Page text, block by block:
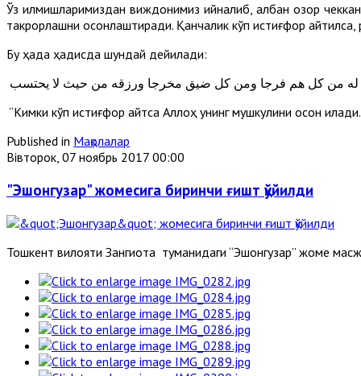
Ўз қилмишларимиздан виждонимиз қийналиб, қалбан озор
такрорлашни осонлаштиради. Қанчалик кўп истиғфор айтилса,
Бу ҳақда ҳадисда шундай дейилади:
له من كل هم فرجا ومن كل ضيق مخرجا ورزقه من حيث لا يحتسب
“Кимки кўп истиғфор айтса Аллоҳ унинг мушкулини осон
Published in Мақолалар
Вівторок, 07 ноябрь 2017 00:00
"Эшонгузар" жомесига биринчи ғишт қўйилди
Тошкент вилояти Зангиота туманидаги “Эшонгузар” жоме